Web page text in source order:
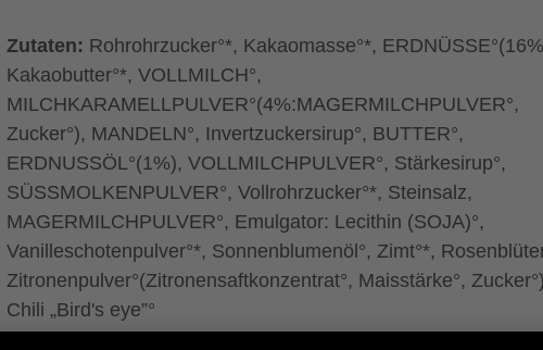
Zutaten: Rohrohrzucker°*, Kakaomasse°*,
Kakaobutter°*, VOLLMILCH°,
MILCHKARAMELLPULVER°(4%:MAGERMILCHPULVER°,
Zucker°), MANDELN°, Invertzuckersirup°, BUTTER°,
ERDNUSSÖL°(1%), VOLLMILCHPULVER°, Stärkesirup°,
SÜSSMOLKENPULVER°, Vollrohrzucker°*, Steinsalz,
MAGERMILCHPULVER°, Emulgator: Lecithin (SOJA)°,
Vanilleschotenpulver°*, Sonnenblumenöl°, Zimt°*,
Zitronenpulver°(Zitronensaftkonzentrat°, Maisstärke°,
Chili „Bird's eye”°